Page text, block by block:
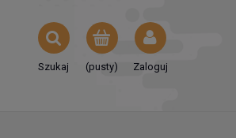
(pusty) Zaloguj
Szukaj